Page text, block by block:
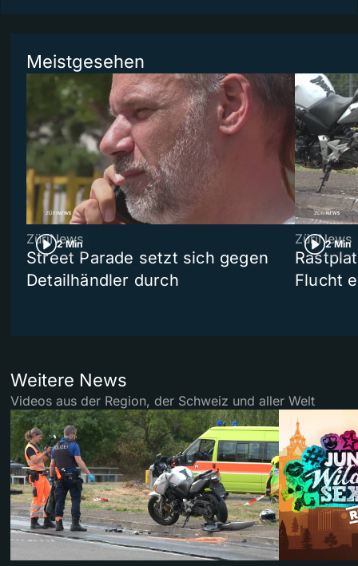
Meistgesehen
2 Min
ZüriNews
Street Parade setzt sich gegen
Detailhändler durch
2 Min
ZüriNews
Flucht
Weitere News
Videos aus der Region, der Schweiz und aller Welt